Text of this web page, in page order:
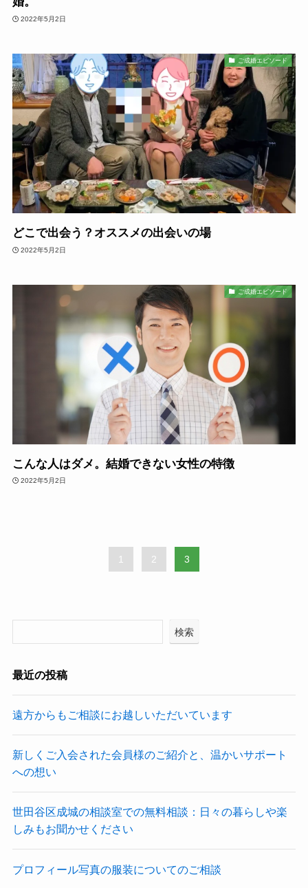
2022年5月2日
ご成婚エピソード
どこで出会う？オススメの出会いの場
2022年5月2日
ご成婚エピソード
こんな人はダメ。結婚できない女性の特徴
2022年5月2日
1 2 3
検索
最近の投稿
遠方からもご相談にお越しいただいています
新しくご入会された会員様のご紹介と、温かいサポート
への想い
世田谷区成城の相談室での無料相談：日々の暮らしや楽
しみもお聞かせください
プロフィール写真の服装についてのご相談